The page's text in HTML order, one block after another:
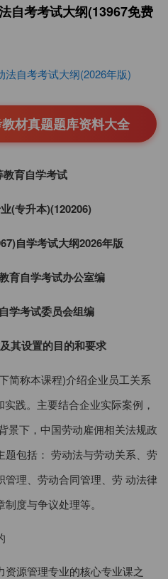
自考考试大纲(13967免费
法自考考试大纲(2026年版)
材真题题库资料大全
育自学考试
(专升本)(120206)
自学考试大纲2026年版
育自学考试办公室编
学考试委员会组编
其设置的目的和要求
简称本课程)介绍企业员工关系
践。主要结合企业实际案例，
景下，中国劳动雇佣相关法规政
包括： 劳动法与劳动关系、劳
理、劳动合同管理、劳 动法律
度与争议处理等。
源管理专业的核心专业课之